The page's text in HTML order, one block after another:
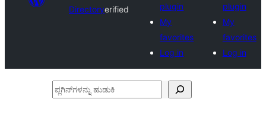
Directoryerified
plugin
My
favorites
Log in
plugin
My
favorites
Log in
ಪ್ಲಗಿನ್‌ಗಳನ್ನು